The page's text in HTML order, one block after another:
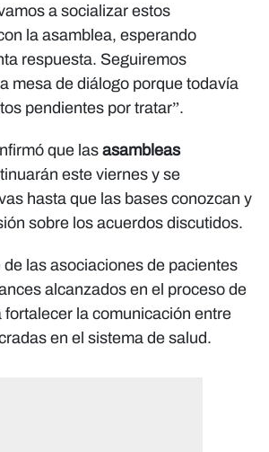
a socializar estos
la asamblea, esperando
respuesta. Seguiremos
mesa de diálogo porque todavía
pendientes por tratar”.
que las asambleas
este viernes y se
hasta que las bases conozcan y
sobre los acuerdos discutidos.
las asociaciones de pacientes
alcanzados en el proceso de
fortalecer la comunicación entre
en el sistema de salud.